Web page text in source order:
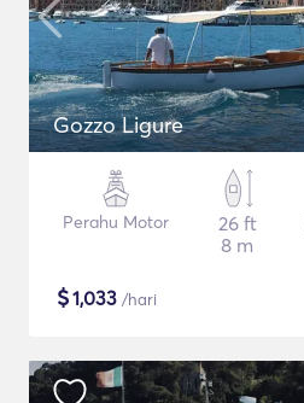
Gozzo Ligure
Perahu Motor
26 ft
8 m
$1,033 /hari